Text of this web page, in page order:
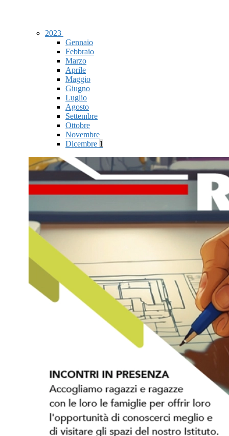
2023
Gennaio
Febbraio
Marzo
Aprile
Maggio
Giugno
Luglio
Agosto
Settembre
Ottobre
Novembre
Dicembre 1